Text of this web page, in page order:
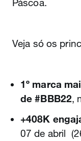
Páscoa.
Veja só os
1º marca
de #BBB22,
+408K
07 de abril